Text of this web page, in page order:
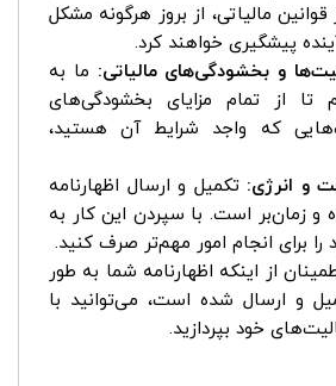
مالیاتی، از بروز هرگونه مشکل
پیشگیری خواهند کرد.
و بخشودگی‌های مالیاتی: ما به
از تمام مزایای بخشودگی‌های
که واجد شرایط آن هستید،
و انرژی: تکمیل و ارسال اظهارنامه
و زمان‌بر است. با سپردن این کار به
را برای انجام امور مهم‌تر صرف کنید.
از اینکه اظهارنامه شما به طور
و ارسال شده است، می‌توانید با
خود بپردازید.